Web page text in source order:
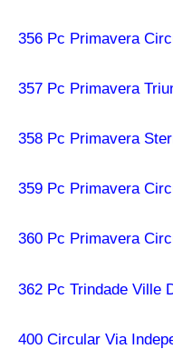
356 Pc Primavera
357 Pc Primavera
358 Pc Primavera
359 Pc Primavera
360 Pc Primavera
362 Pc Trindade Ville
400 Circular Via